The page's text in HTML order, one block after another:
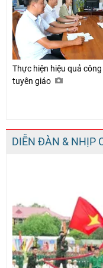
Thực hiện hiệu quả
tuyên giáo
DIỄN ĐÀN & NHỊP